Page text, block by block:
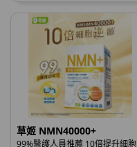
草姬 NMN40000+
99%醫護人員推薦 10倍提升細胞